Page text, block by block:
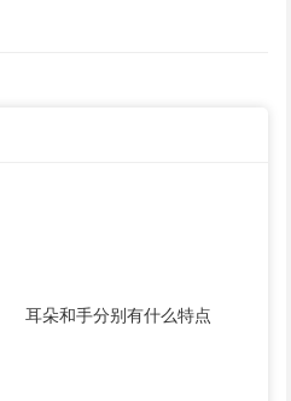
耳朵和手分别有什么特点